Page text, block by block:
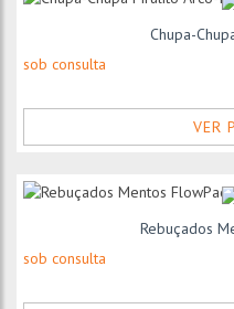
Chupa-
sob consulta
VER
Rebuçados
sob consulta